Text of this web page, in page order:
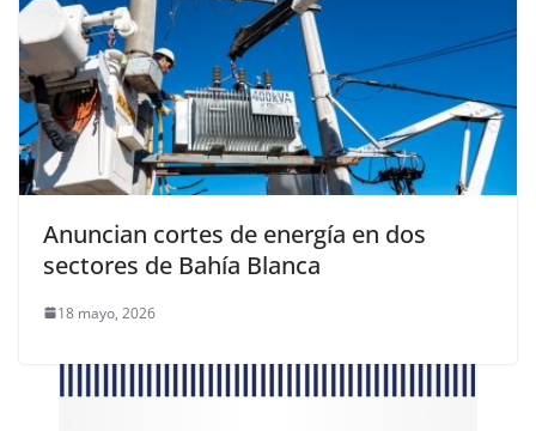
Anuncian cortes de energía en dos
sectores de Bahía Blanca
18 mayo, 2026